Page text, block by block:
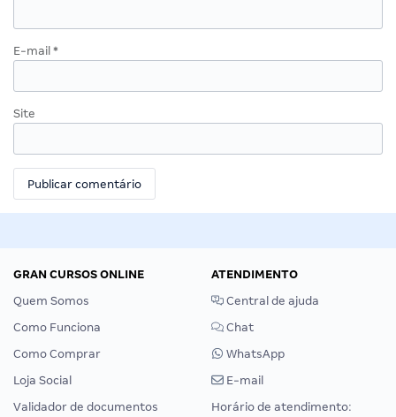
E-mail *
Site
GRAN CURSOS ONLINE
Quem Somos
Como Funciona
Como Comprar
Loja Social
Validador de documentos
ATENDIMENTO
Central de ajuda
Chat
WhatsApp
E-mail
Horário de atendimento: